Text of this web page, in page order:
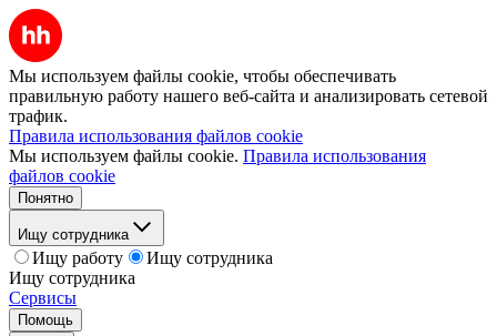
Мы используем файлы cookie, чтобы обеспечивать
правильную работу нашего веб-сайта и анализировать сетевой
трафик.
Правила использования файлов cookie
Мы используем файлы cookie. Правила использования
файлов cookie
Понятно
Ищу сотрудника
Ищу работу
Ищу сотрудника
Ищу сотрудника
Сервисы
Помощь